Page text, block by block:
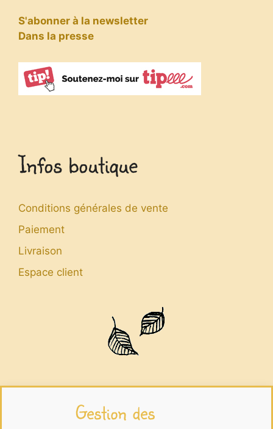
Gestion des
S'abonner à la newsletter
Dans la presse
Infos boutique
Conditions générales de vente
Paiement
Livraison
Espace client
Infos légales